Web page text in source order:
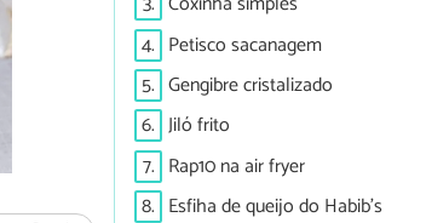
4. Petisco sacanagem
5. Gengibre cristalizado
6. Jiló frito
7. Rap10 na air fryer
8. Esfiha de queijo do Habib's